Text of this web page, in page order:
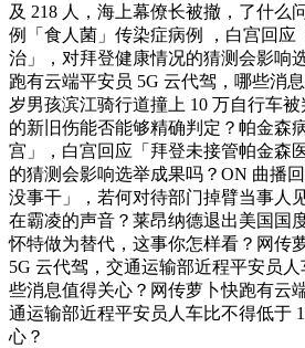
及 218 人，海上幕僚长被撤，了什么
例「食人菌」传染症病例 ，白宫回应
治」，对拜登健康情况的猜测会影响
跑有云端平安员 5G 云代驾，哪些消
岁男孩滨江骑行道撞上 10 万自行车
的新旧伤能否能够精确判定？帕金森
宫」，白宫回应「拜登未接管帕金森
的猜测会影响选举成果吗？ON 曲播
没事干」，若何对待部门掉臂当事人
在霸凌的声音？莱昂纳德退出美国国
怀特做为替代，这事你怎样看？网传
5G 云代驾，交通运输部近程平安员人
些消息值得关心？网传萝卜快跑有云
通运输部近程平安员人车比不得低于
心？